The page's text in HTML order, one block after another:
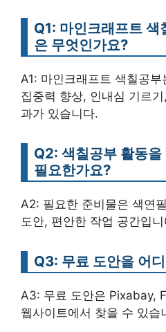
Q1: 마인크래프트 색
은 무엇인가요?
A1: 마인크래프트 색칠공
집중력 향상, 인내심 기르
과가 있습니다.
Q2: 색칠공부 활동
필요한가요?
A2: 필요한 준비물은 색연
도안, 편안한 작업 공간입니
Q3: 무료 도안을 어
A3: 무료 도안은 Pixabay,
웹사이트에서 찾을 수 있습